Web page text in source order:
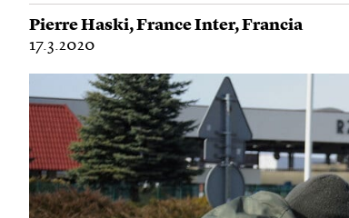
Pierre Haski,France Inter,Francia
17.3.2020